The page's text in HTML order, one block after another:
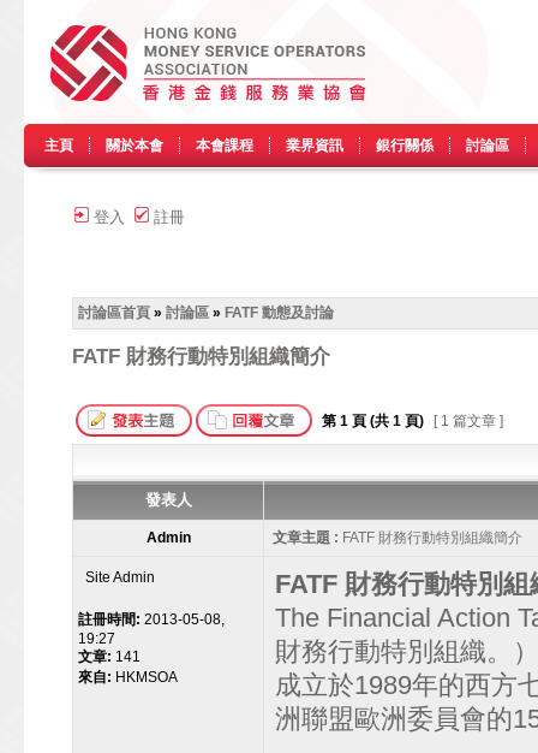
主頁 關於本會 本會課程 業界資訊 銀行關係 討論區
登入 註冊
討論區首頁 » 討論區 » FATF 動態及討論
FATF 財務行動特別組織簡介
第 1 頁 (共 1 頁) [ 1 篇文章 ]
發表人
Admin 文章主題 : FATF 財務行動特別組織簡介
Site Admin
註冊時間: 2013-05-08,
19:27
文章: 141
來自: HKMSOA
FATF 財務行動特別組
The Financial Action
財務行動特別組織。
成立於1989年的西方
洲聯盟歐洲委員會的